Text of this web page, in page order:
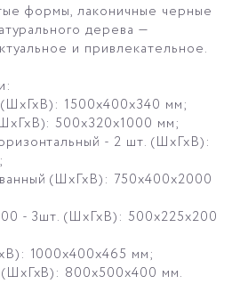
формы, лаконичные черные
дерева —
и привлекательное.
1500х400х340 мм;
500х320х1000 мм;
- 2 шт. (ШхГхВ):
(ШхГхВ): 750х400х2000
- 3шт. (ШхГхВ): 500х225х200
1000х400х465 мм;
800х500х400 мм.